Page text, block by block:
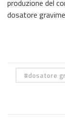
produzione del
dosatore
dosatore